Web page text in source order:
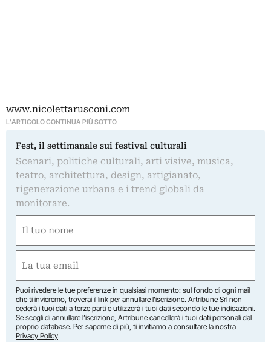
www.nicolettarusconi.com
L'ARTICOLO CONTINUA PIÙ SOTTO
Fest, il settimanale sui festival culturali
Scenari, politiche culturali, arti visive, musica,
teatro, architettura, design, artigianato,
rigenerazione urbana e i trend globali da
monitorare.
(Obbligatorio)
Nome
(Obbligatorio)
Puoi rivedere le tue preferenze in qualsiasi momento: sul fondo di ogni mail
che ti invieremo, troverai il link per annullare l’iscrizione. Artribune Srl non
cederà i tuoi dati a terze parti e utilizzerà i tuoi dati secondo le tue indicazioni.
Se scegli di annullare l’iscrizione, Artribune cancellerà i tuoi dati personali dal
proprio database. Per saperne di più, ti invitiamo a consultare la nostra
Privacy Policy.